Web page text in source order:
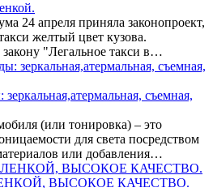
24 апреля приняла законопроект,
желтый цвет кузова.
"Легальное такси в…
съемная,
(или тонировка) – это
для света посредством
или добавления…
ВЫСОКОЕ КАЧЕСТВО.